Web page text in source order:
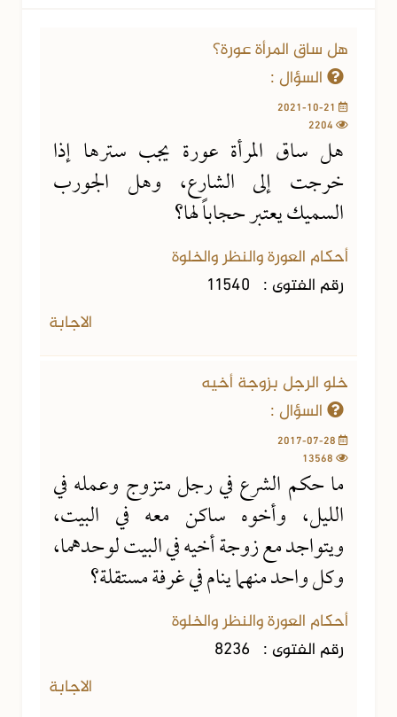
هل ساق المرأة عورة؟
السؤال :
هل ساق المرأة عورة يجب سترها إذا
خرجت إلى الشارع، وهل الجورب
السميك يعتبر حجاباً لها؟
أحكام العورة والنظر والخلوة
رقم الفتوى : 11540
الاجابة
خلو الرجل بزوجة أخيه
السؤال :
ما حكم الشرع في رجل متزوج وعمله في
الليل، وأخوه ساكن معه في البيت،
ويتواجد مع زوجة أخيه في البيت لوحدهما،
وكل واحد منهما ينام في غرفة مستقلة؟
أحكام العورة والنظر والخلوة
رقم الفتوى : 8236
الاجابة